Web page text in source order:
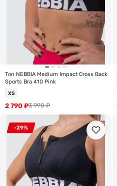
Топ NEBBIA Medium Impact Cross Back
Sports Bra 410 Pink
XS
3 990₽
2 790 ₽
-29%